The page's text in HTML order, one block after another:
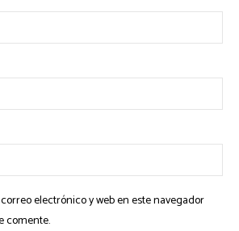
electrónico y web en este navegador
comente.